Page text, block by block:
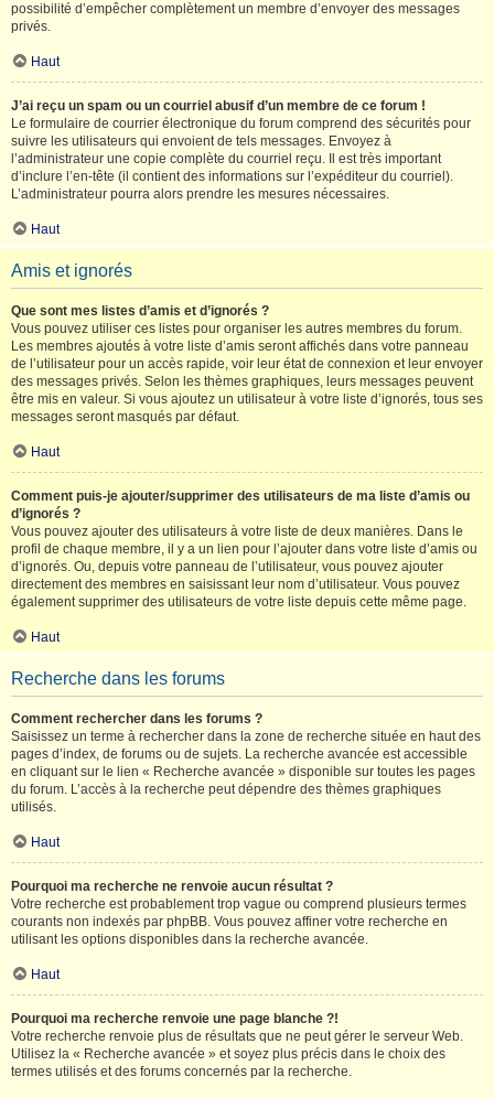
possibilité d’empêcher complètement un membre d’envoyer des messages
privés.
Haut
J’ai reçu un spam ou un courriel abusif d’un membre de ce forum !
Le formulaire de courrier électronique du forum comprend des sécurités pour
suivre les utilisateurs qui envoient de tels messages. Envoyez à
l’administrateur une copie complète du courriel reçu. Il est très important
d’inclure l’en-tête (il contient des informations sur l’expéditeur du courriel).
L’administrateur pourra alors prendre les mesures nécessaires.
Haut
Amis et ignorés
Que sont mes listes d’amis et d’ignorés ?
Vous pouvez utiliser ces listes pour organiser les autres membres du forum.
Les membres ajoutés à votre liste d’amis seront affichés dans votre panneau
de l’utilisateur pour un accès rapide, voir leur état de connexion et leur envoyer
des messages privés. Selon les thèmes graphiques, leurs messages peuvent
être mis en valeur. Si vous ajoutez un utilisateur à votre liste d’ignorés, tous ses
messages seront masqués par défaut.
Haut
Comment puis-je ajouter/supprimer des utilisateurs de ma liste d’amis ou
d’ignorés ?
Vous pouvez ajouter des utilisateurs à votre liste de deux manières. Dans le
profil de chaque membre, il y a un lien pour l’ajouter dans votre liste d’amis ou
d’ignorés. Ou, depuis votre panneau de l’utilisateur, vous pouvez ajouter
directement des membres en saisissant leur nom d’utilisateur. Vous pouvez
également supprimer des utilisateurs de votre liste depuis cette même page.
Haut
Recherche dans les forums
Comment rechercher dans les forums ?
Saisissez un terme à rechercher dans la zone de recherche située en haut des
pages d’index, de forums ou de sujets. La recherche avancée est accessible
en cliquant sur le lien « Recherche avancée » disponible sur toutes les pages
du forum. L’accès à la recherche peut dépendre des thèmes graphiques
utilisés.
Haut
Pourquoi ma recherche ne renvoie aucun résultat ?
Votre recherche est probablement trop vague ou comprend plusieurs termes
courants non indexés par phpBB. Vous pouvez affiner votre recherche en
utilisant les options disponibles dans la recherche avancée.
Haut
Pourquoi ma recherche renvoie une page blanche ?!
Votre recherche renvoie plus de résultats que ne peut gérer le serveur Web.
Utilisez la « Recherche avancée » et soyez plus précis dans le choix des
termes utilisés et des forums concernés par la recherche.